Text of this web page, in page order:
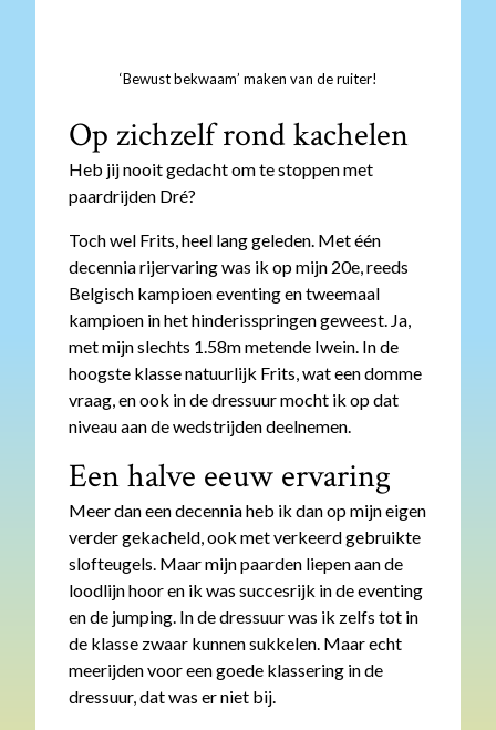
‘Bewust bekwaam’ maken van de ruiter!
Op zichzelf rond kachelen
Heb jij nooit gedacht om te stoppen met
paardrijden Dré?
Toch wel Frits, heel lang geleden. Met één
decennia rijervaring was ik op mijn 20e, reeds
Belgisch kampioen eventing en tweemaal
kampioen in het hinderisspringen geweest. Ja,
met mijn slechts 1.58m metende Iwein. In de
hoogste klasse natuurlijk Frits, wat een domme
vraag, en ook in de dressuur mocht ik op dat
niveau aan de wedstrijden deelnemen.
Een halve eeuw ervaring
Meer dan een decennia heb ik dan op mijn eigen
verder gekacheld, ook met verkeerd gebruikte
slofteugels. Maar mijn paarden liepen aan de
loodlijn hoor en ik was succesrijk in de eventing
en de jumping. In de dressuur was ik zelfs tot in
de klasse zwaar kunnen sukkelen. Maar echt
meerijden voor een goede klassering in de
dressuur, dat was er niet bij.